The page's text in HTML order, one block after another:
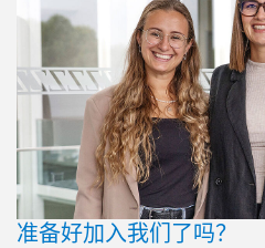
准备好加入我们了吗？